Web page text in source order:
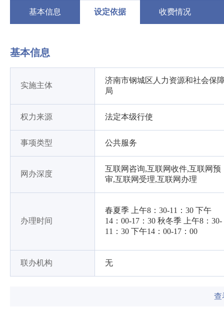
基本信息 设定依据 收费情况
基本信息
实施主体
济南市钢城区人力资源和社会保
局
权力来源 法定本级行使
事项类型 公共服务
网办深度
互联网咨询,互联网收件,互联网预
审,互联网受理,互联网办理
办理时间
春夏季 上午8：30-11：30 下午
14：00-17：30 秋冬季 上午8：30-
11：30 下午14：00-17：00
联办机构 无
查